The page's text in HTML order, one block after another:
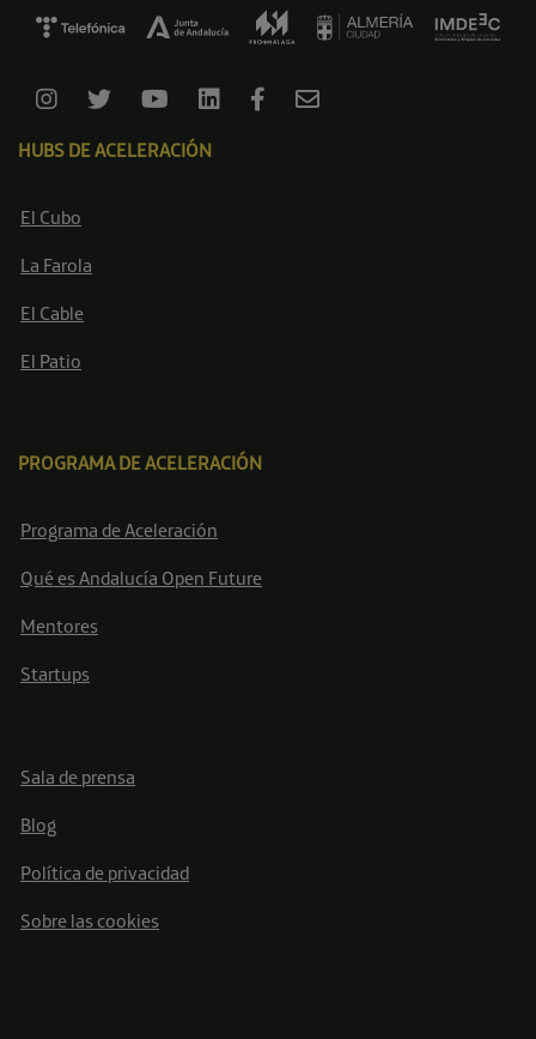
HUBS DE ACELERACIÓN
El Cubo
La Farola
El Cable
El Patio
PROGRAMA DE ACELERACIÓN
Programa de Aceleración
Qué es Andalucía Open Future
Mentores
Startups
Sala de prensa
Blog
Política de privacidad
Sobre las cookies